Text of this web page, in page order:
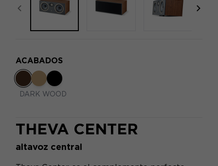
focal-naim-frontent::misc.prev_label
THEVA CENTER
altavoz central
ACABADOS
DARK WOOD